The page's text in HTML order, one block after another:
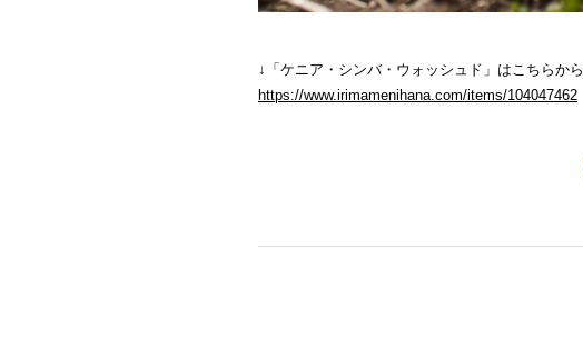
↓「ケニア・シンバ・ウォッシュド」はこちらから
https://www.irimamenihana.com/items/104047462